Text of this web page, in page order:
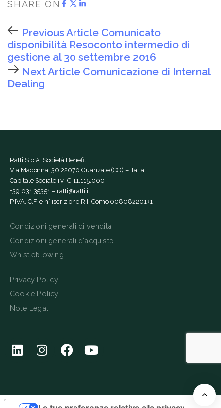
SHARE ON
Previous Article Comunicato
disponibilità Resoconto intermedio di
gestione al 30 settembre 2016
Next Article Comunicazione di Internal
Dealing
Ratti S.p.A. Società Benefit
Via Madonna, 30 22070 Guanzate (CO) – Italia
Capitale Sociale i.v. € 11.115.000
+39 031 35351 – ratti@ratti.it
P.IVA, C.F. e n° iscrizione R.I. Como 00808220131
Condizioni generali di vendita
Condizioni generali d'acquisto
Whistleblowing
Privacy Policy
Cookie Policy
Note Legali